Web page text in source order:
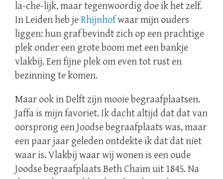
la-che-lijk, maar tegenwoordig doe ik het zelf.
In Leiden heb jeRhijnhofwaar mijn ouders
liggen: hun graf bevindt zich op een prachtige
plek onder een grote boom met een bankje
vlakbij. Een fijne plek om even tot rust en
bezinning te komen.
Maar ook in Delft zijn mooie begraafplaatsen.
Jaffa is mijn favoriet. Ik dacht altijd dat dat van
oorsprong een Joodse begraafplaats was, maar
een paar jaar geleden ontdekte ik dat dat niet
waar is. Vlakbij waar wij wonen is een oude
Joodse begraafplaats Beth Chaim uit 1845. Na